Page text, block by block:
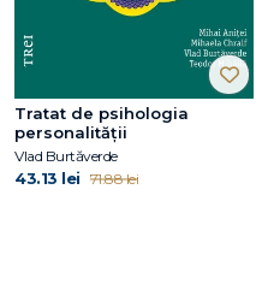
Tratat de psihologia
personalității
Vlad Burtăverde
43.13 lei 71.88 lei